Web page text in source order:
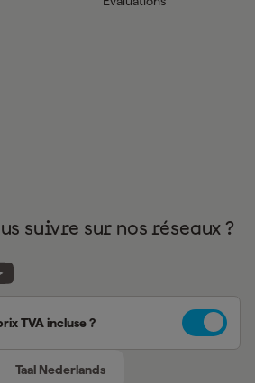
suivre sur nos réseaux ?
TVA incluse ?
Taal Nederlands